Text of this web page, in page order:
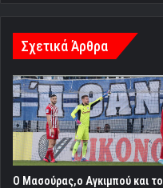
Σχετικά Άρθρα
Ο Μασούρας,ο Αγκιμπού και το